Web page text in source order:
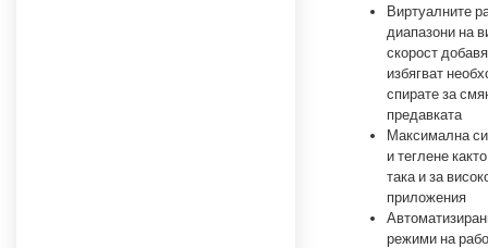
Виртуалните
диапазони на
скорост
избягват
спирате за
предавката
Максимална
и теглене
така и за
приложения
режими на